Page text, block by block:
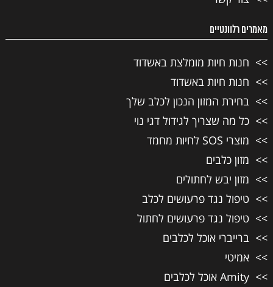
מאמרים רלוונטיים
חנות חיות מומלצת באשדוד
חנות חיות באשדוד
בחירת המזון הנכון לכלב שלך
כל מה שצריך לגידול דגי נוי
מוצרי SOS לחיות מחמד
מזון כלבים
מזון יבש לחתולים
טיפול נגד פרעושים לכלב
טיפול נגד פרעושים לחתול
ברייברי אוכל לכלבים
אמיטי
Amity אוכל לכלבים